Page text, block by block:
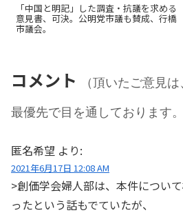
「中国と明記」した調査・抗議を求める
意見書、可決。公明党市議も賛成、行橋
市議会。
コメント
（頂いたご意見
最優先で目を通しております。
匿名希望 より:
2021年6月17日 12:08 AM
>創価学会婦人部は、本件につい
ったという話もでていたが、